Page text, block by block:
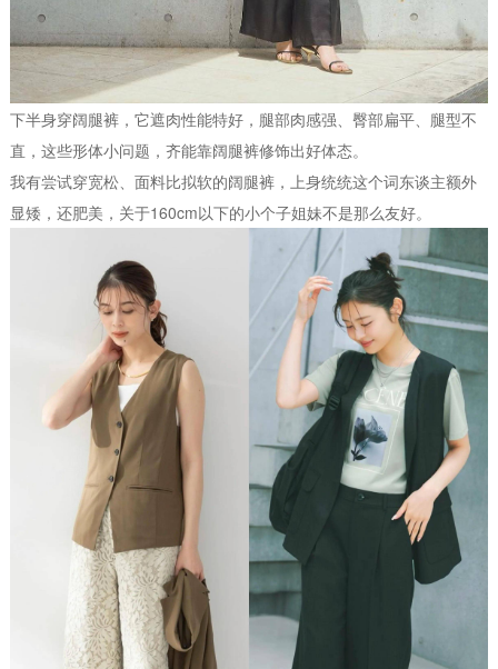
下半身穿阔腿裤，它遮肉性能特好，腿部肉感强、臀部扁平、腿型不
直，这些形体小问题，齐能靠阔腿裤修饰出好体态。
我有尝试穿宽松、面料比拟软的阔腿裤，上身统统这个词东谈主额外
显矮，还肥美，关于160cm以下的小个子姐妹不是那么友好。